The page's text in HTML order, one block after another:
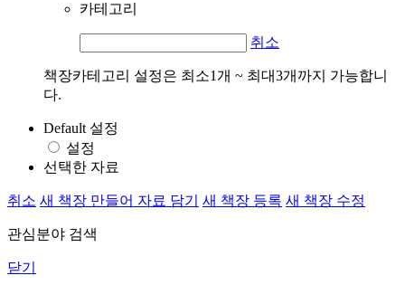
카테고리
취소
책장카테고리 설정은 최소1개 ~ 최대3개까지 가능합니
다.
Default 설정
설정
선택한 자료
취소 새 책장 만들어 자료 담기 새 책장 등록 새 책장 수정
관심분야 검색
닫기